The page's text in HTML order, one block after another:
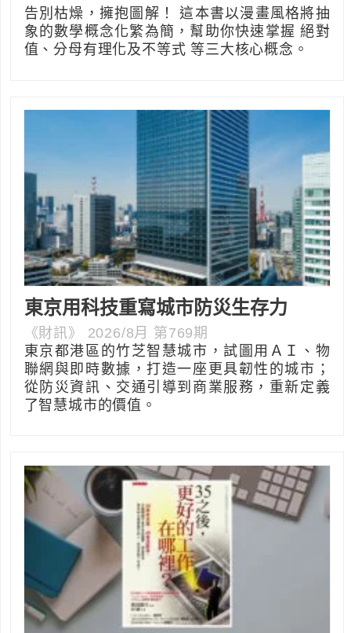
告別枯燥，擁抱圖解！ 這本書以漫畫風格將抽
象的數學概念化繁為簡，幫助你快速掌握 絕對
值、分母有理化及不等式 等三大核心概念。
東京用科技重寫城市防災生存力
《財訊》 2026/8月 第769期
東京都港區的竹芝智慧城市，試圖用ＡＩ、物
聯網與即時數據，打造一座更具韌性的城市；
從防災資訊、交通引導到商業服務，重新定義
了智慧城市的價值。